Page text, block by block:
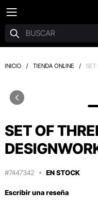
INICIO / TIENDA ONLINE / SET
SET OF
#7447342 EN STOCK
Escribir una reseña